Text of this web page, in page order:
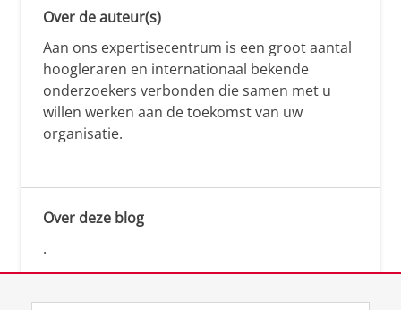
Over de auteur(s)
Aan ons expertisecentrum is een groot aantal
hoogleraren en internationaal bekende
onderzoekers verbonden die samen met u
willen werken aan de toekomst van uw
organisatie.
Over deze blog
.